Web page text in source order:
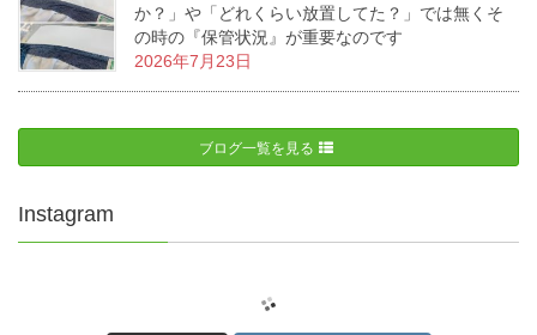
か？」や「どれくらい放置してた？」では無くそ
の時の『保管状況』が重要なのです
2026年7月23日
ブログ一覧を見る
Instagram